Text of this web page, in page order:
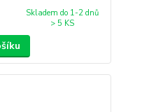
Skladem do 1-2 dnů
> 5 KS